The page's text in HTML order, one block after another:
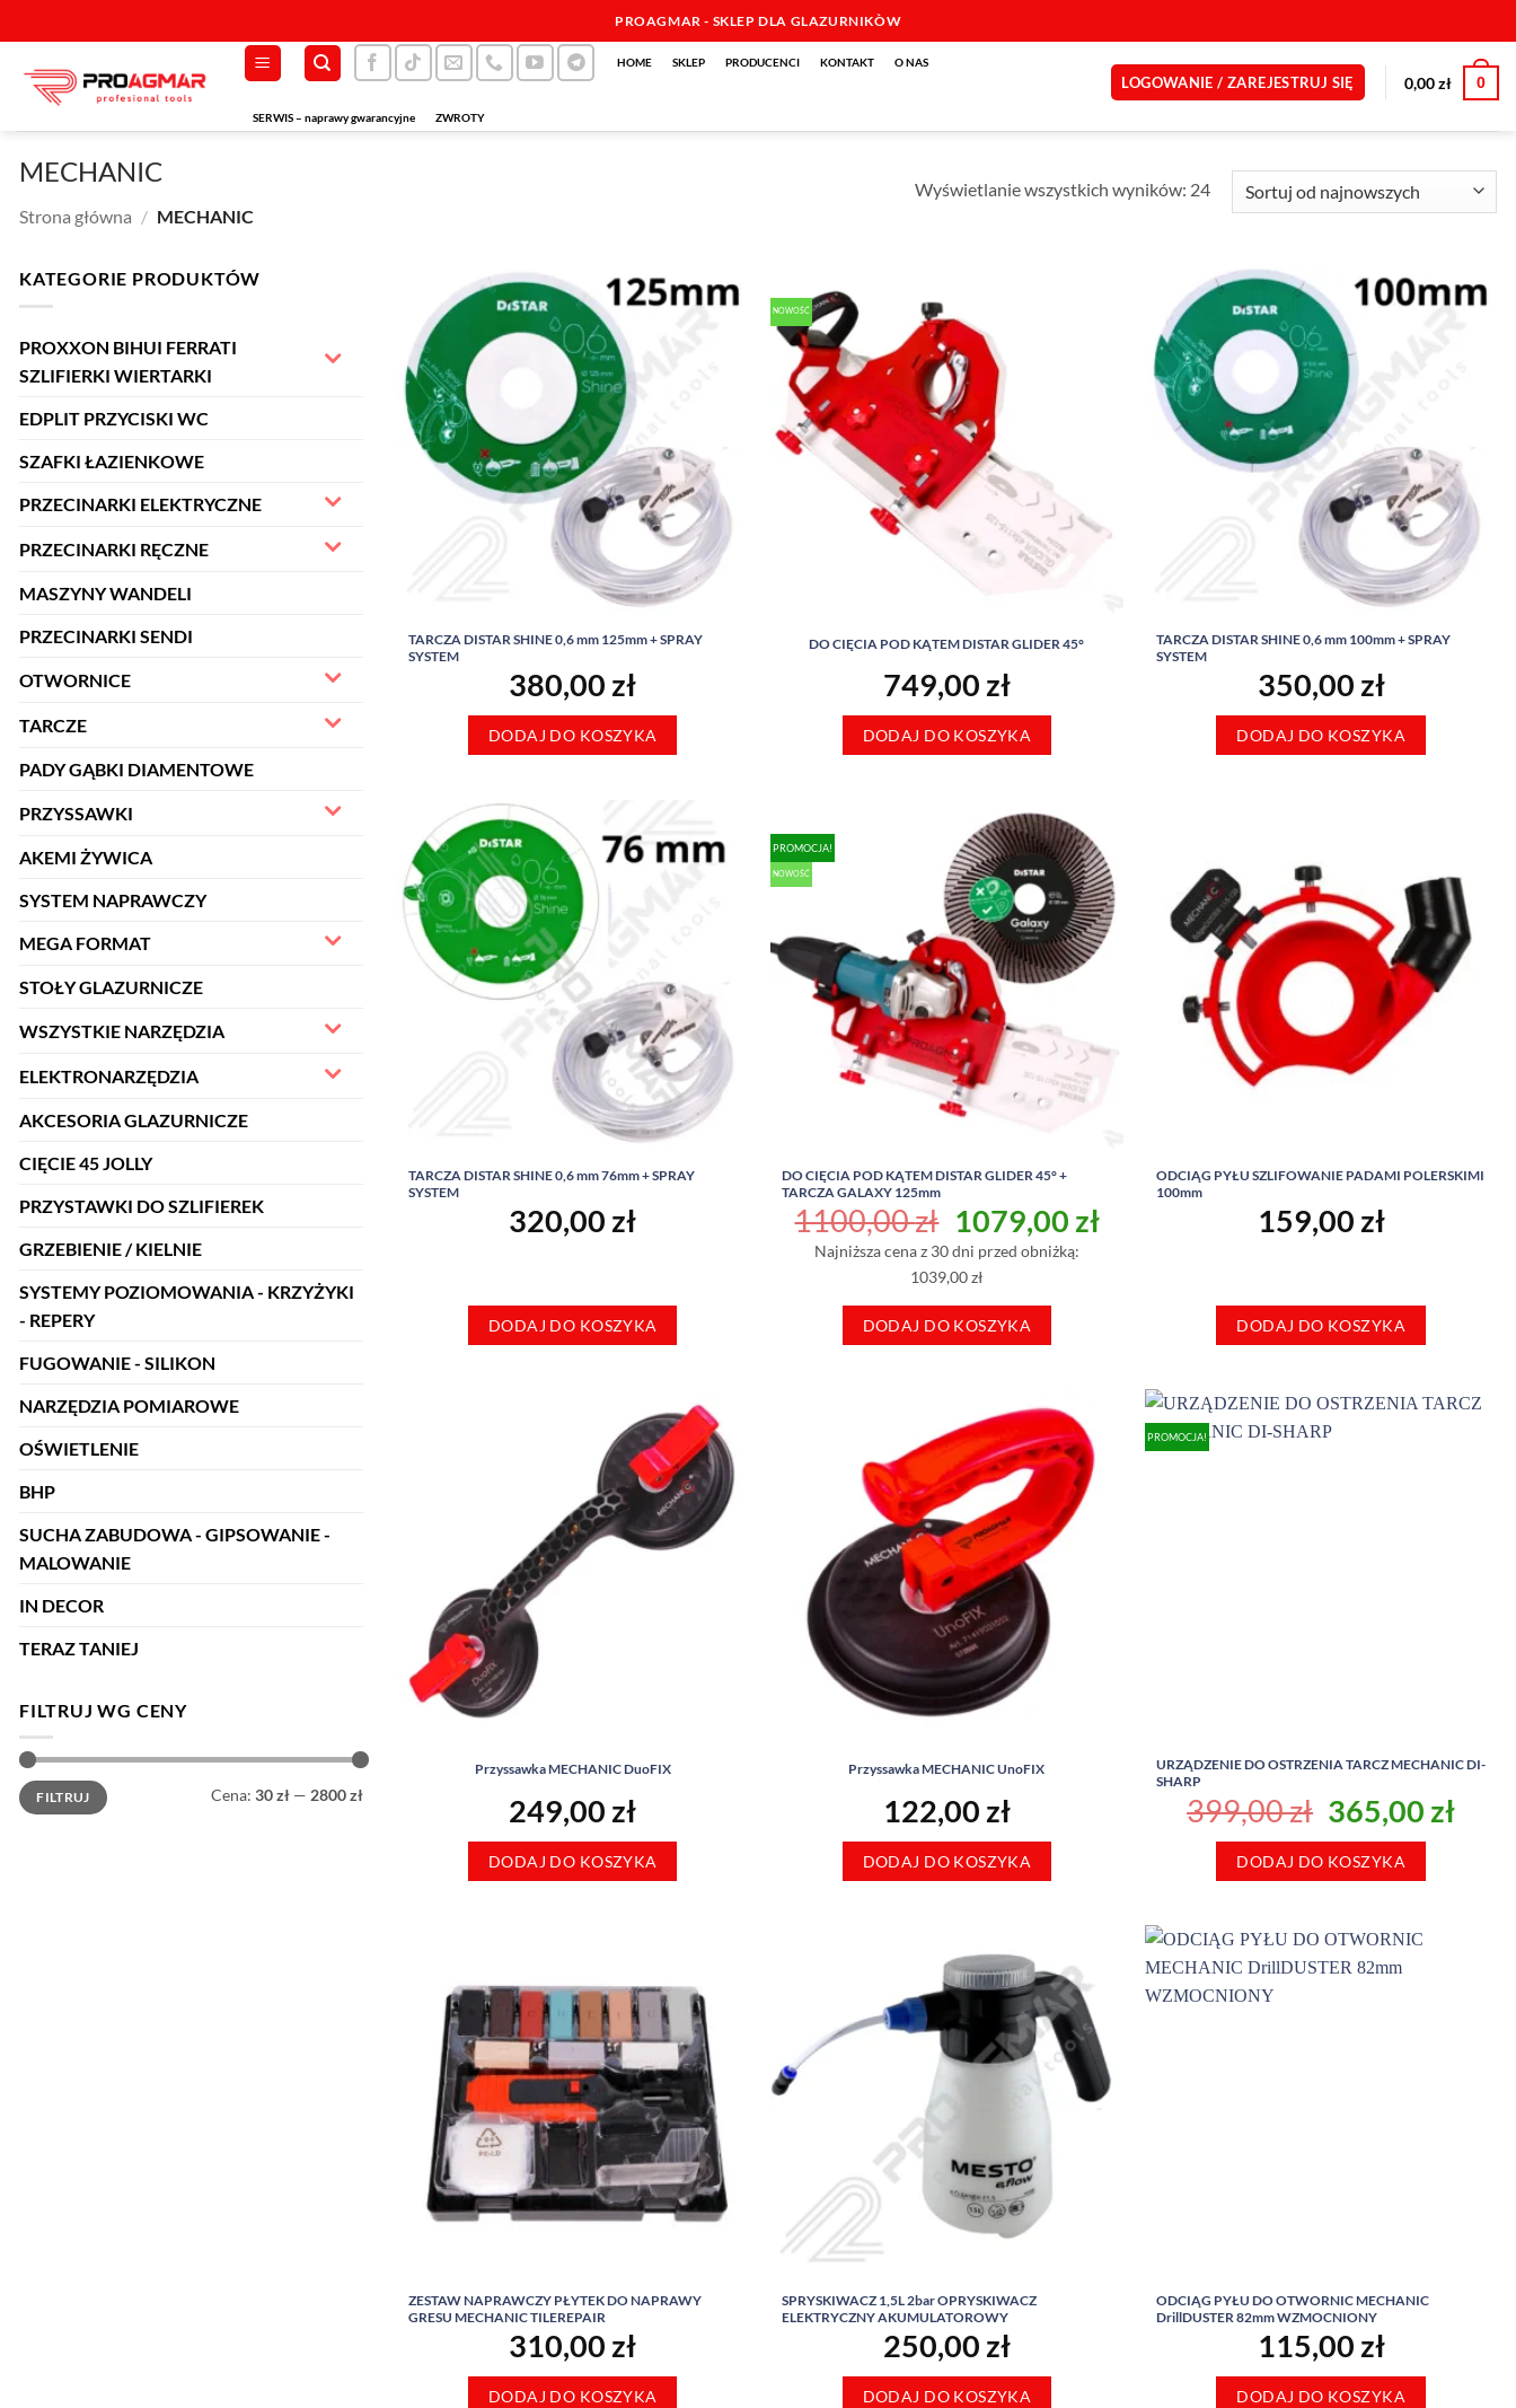
do
zawartości
PROAGMAR - SKLEP DLA GLAZURNIKÒW
HOME SKLEP PRODUCENCI KONTAKT O NAS
SERWIS – naprawy gwarancyjne ZWROTY
LOGOWANIE / ZAREJESTRUJ SIĘ 0,00zł 0
MECHANIC
Strona główna / MECHANIC
Wyświetlanie wszystkich wyników: 24Posortowane
według
KATEGORIE PRODUKTÓW
PROXXON BIHUI FERRATI
SZLIFIERKI WIERTARKI
EDPLIT PRZYCISKI WC
SZAFKI ŁAZIENKOWE
PRZECINARKI ELEKTRYCZNE
PRZECINARKI RĘCZNE
MASZYNY WANDELI
PRZECINARKI SENDI
OTWORNICE
TARCZE
PADY GĄBKI DIAMENTOWE
PRZYSSAWKI
AKEMI ŻYWICA
SYSTEM NAPRAWCZY
MEGA FORMAT
STOŁY GLAZURNICZE
WSZYSTKIE NARZĘDZIA
ELEKTRONARZĘDZIA
AKCESORIA GLAZURNICZE
CIĘCIE 45 JOLLY
PRZYSTAWKI DO SZLIFIEREK
GRZEBIENIE / KIELNIE
SYSTEMY POZIOMOWANIA - KRZYŻYKI
- REPERY
FUGOWANIE - SILIKON
NARZĘDZIA POMIAROWE
OŚWIETLENIE
BHP
SUCHA ZABUDOWA - GIPSOWANIE -
MALOWANIE
IN DECOR
TERAZ TANIEJ
FILTRUJ WG CENY
Cena
min
Cena
maxFILTRUJ Cena: 30 zł — 2800 zł
TARCZA DISTAR SHINE 0,6 mm 125mm + SPRAY
SYSTEM
380,00 zł
DODAJ DO KOSZYKA
NOWOŚĆ
DO CIĘCIA POD KĄTEM DISTAR GLIDER 45°
749,00 zł
DODAJ DO KOSZYKA
TARCZA DISTAR SHINE 0,6 mm 100mm + SPRAY
SYSTEM
350,00 zł
DODAJ DO KOSZYKA
TARCZA DISTAR SHINE 0,6 mm 76mm + SPRAY
SYSTEM
320,00 zł
DODAJ DO KOSZYKA
PROMOCJA!
NOWOŚĆ
DO CIĘCIA POD KĄTEM DISTAR GLIDER 45° +
TARCZA GALAXY 125mm
1100,00zł Pierwotna
cena
wynosiła:
1100,00 zł.
1079,00 złAktualna
1079,00 zł.
Najniższa cena z 30 dni przed obniżką:
1039,00 zł
DODAJ DO KOSZYKA
ODCIĄG PYŁU SZLIFOWANIE PADAMI POLERSKIMI
100mm
159,00 zł
DODAJ DO KOSZYKA
Przyssawka MECHANIC DuoFIX
249,00 zł
DODAJ DO KOSZYKA
Przyssawka MECHANIC UnoFIX
122,00 zł
DODAJ DO KOSZYKA
PROMOCJA!
URZĄDZENIE DO OSTRZENIA TARCZ MECHANIC DI-
SHARP
399,00zł Pierwotna
cena
wynosiła:
365,00 zł
DODAJ DO KOSZYKA
ZESTAW NAPRAWCZY PŁYTEK DO NAPRAWY
GRESU MECHANIC TILEREPAIR
310,00 zł
DODAJ DO KOSZYKA
SPRYSKIWACZ 1,5L 2bar OPRYSKIWACZ
ELEKTRYCZNY AKUMULATOROWY
250,00 zł
DODAJ DO KOSZYKA
ODCIĄG PYŁU DO OTWORNIC MECHANIC
DrillDUSTER 82mm WZMOCNIONY
115,00 zł
DODAJ DO KOSZYKA